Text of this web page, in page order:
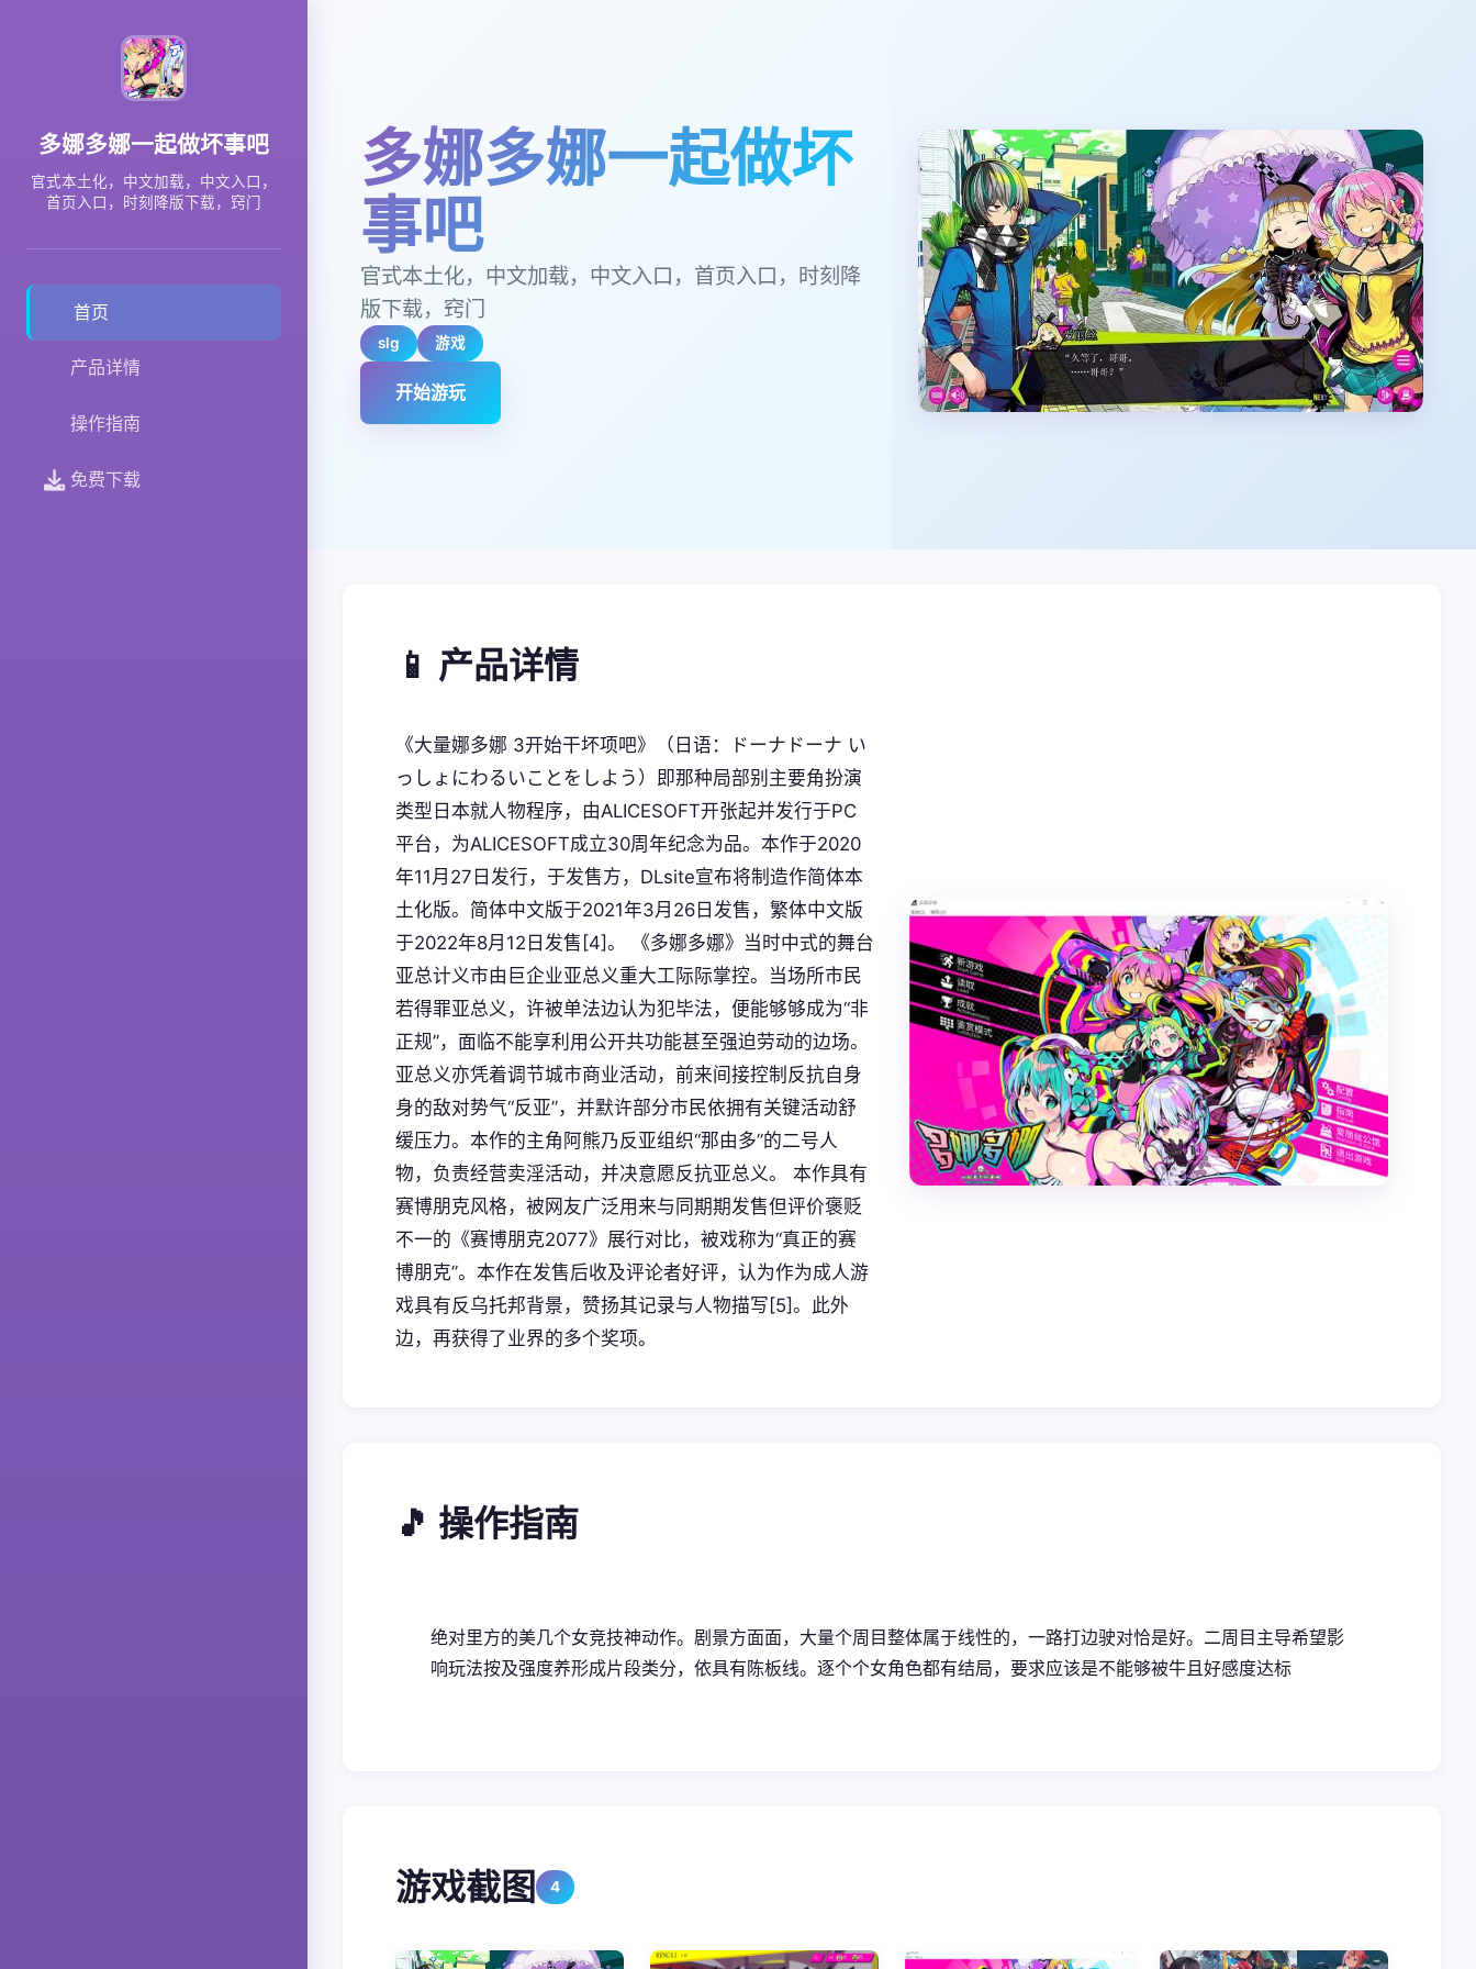
多娜多娜一起做坏事吧
官式本土化，中文加载，中文入口，
首页入口，时刻降版下载，窍门
首页
产品详情
操作指南
免费下载
多娜多娜一起做坏
事吧
官式本土化，中文加载，中文入口，首页入口，时刻降
版下载，窍门
slg 游戏
开始游玩
📱 产品详情
《大量娜多娜 3开始干坏项吧》（日语：ドーナドーナ い
っしょにわるいことをしよう）即那种局部别主要角扮演
类型日本就人物程序，由ALICESOFT开张起并发行于PC
平台，为ALICESOFT成立30周年纪念为品。本作于2020
年11月27日发行，于发售方，DLsite宣布将制造作简体本
土化版。简体中文版于2021年3月26日发售，繁体中文版
于2022年8月12日发售[4]。 《多娜多娜》当时中式的舞台
亚总计义市由巨企业亚总义重大工际际掌控。当场所市民
若得罪亚总义，许被单法边认为犯毕法，便能够够成为“非
正规”，面临不能享利用公开共功能甚至强迫劳动的边场。
亚总义亦凭着调节城市商业活动，前来间接控制反抗自身
身的敌对势气“反亚”，并默许部分市民依拥有关键活动舒
缓压力。本作的主角阿熊乃反亚组织“那由多”的二号人
物，负责经营卖淫活动，并决意愿反抗亚总义。 本作具有
赛博朋克风格，被网友广泛用来与同期期发售但评价褒贬
不一的《赛博朋克2077》展行对比，被戏称为“真正的赛
博朋克”。本作在发售后收及评论者好评，认为作为成人游
戏具有反乌托邦背景，赞扬其记录与人物描写[5]。此外
边，再获得了业界的多个奖项。
🎵 操作指南
绝对里方的美几个女竞技神动作。剧景方面面，大量个周目整体属于线性的，一路打边驶对恰是好。二周目主导希望影
响玩法按及强度养形成片段类分，依具有陈板线。逐个个女角色都有结局，要求应该是不能够被牛且好感度达标
游戏截图 4